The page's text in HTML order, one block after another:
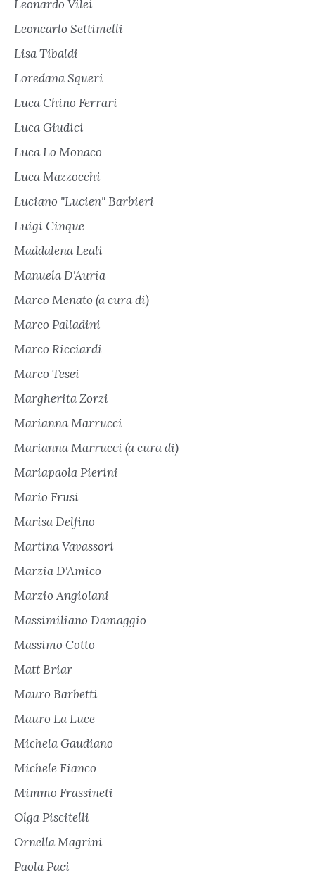
Leonardo Vilei
Leoncarlo Settimelli
Lisa Tibaldi
Loredana Squeri
Luca Chino Ferrari
Luca Giudici
Luca Lo Monaco
Luca Mazzocchi
Luciano "Lucien" Barbieri
Luigi Cinque
Maddalena Leali
Manuela D'Auria
Marco Menato (a cura di)
Marco Palladini
Marco Ricciardi
Marco Tesei
Margherita Zorzi
Marianna Marrucci
Marianna Marrucci (a cura di)
Mariapaola Pierini
Mario Frusi
Marisa Delfino
Martina Vavassori
Marzia D'Amico
Marzio Angiolani
Massimiliano Damaggio
Massimo Cotto
Matt Briar
Mauro Barbetti
Mauro La Luce
Michela Gaudiano
Michele Fianco
Mimmo Frassineti
Olga Piscitelli
Ornella Magrini
Paola Paci